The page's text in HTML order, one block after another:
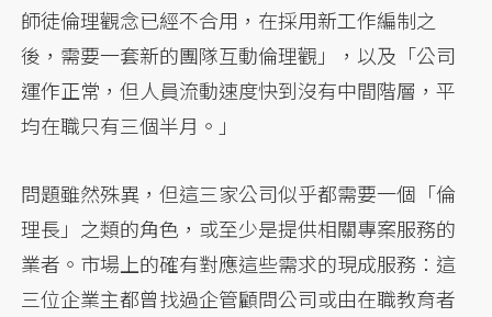
師徒倫理觀念已經不合用，在採用新工作編制之
後，需要一套新的團隊互動倫理觀」，以及「公司
運作正常，但人員流動速度快到沒有中間階層，平
均在職只有三個半月。」
問題雖然殊異，但這三家公司似乎都需要一個「倫
理長」之類的角色，或至少是提供相關專案服務的
業者。市場上的確有對應這些需求的現成服務：這
三位企業主都曾找過企管顧問公司或由在職教育者